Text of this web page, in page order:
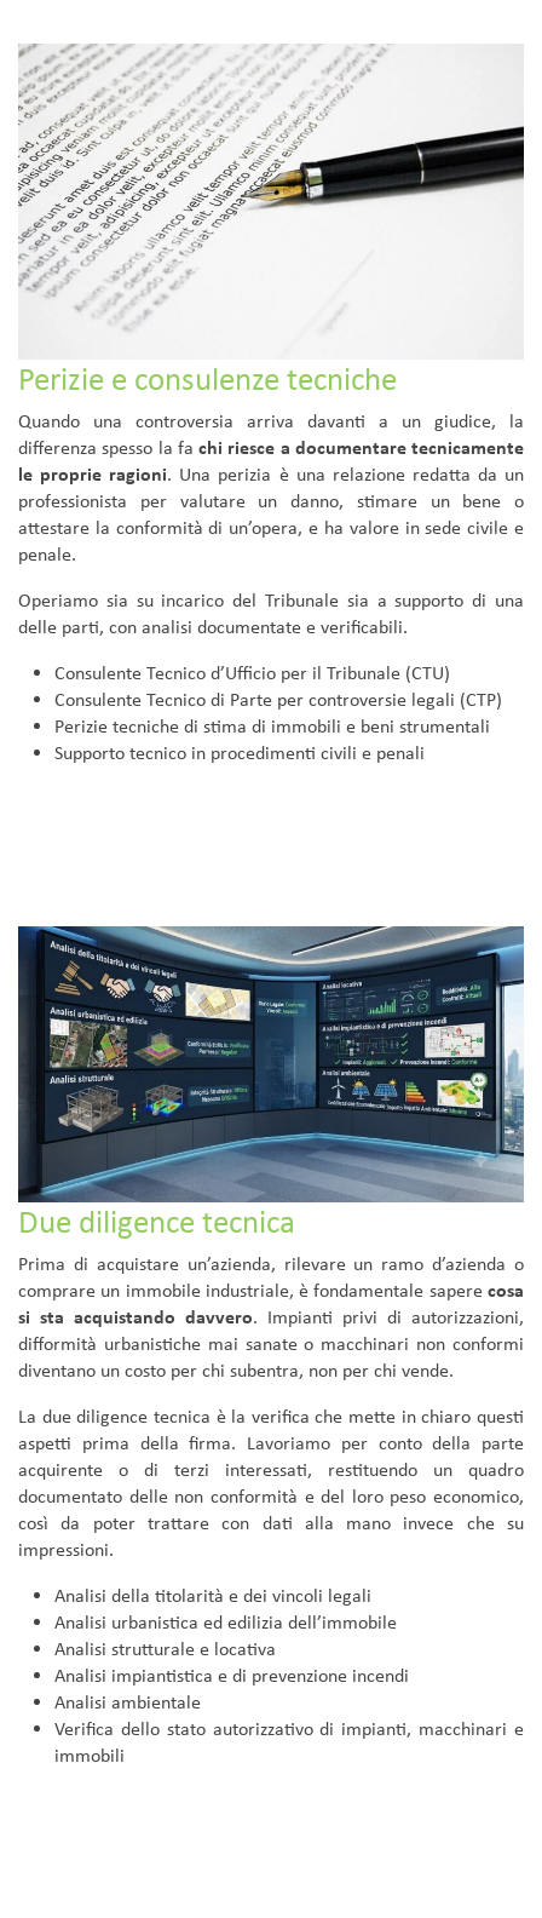
Perizie e consulenze tecniche
Quando una controversia arriva davanti a un giudice, la
differenza spesso la fa chi riesce a documentare tecnicamente
le proprie ragioni. Una perizia è una relazione redatta da un
professionista per valutare un danno, stimare un bene o
attestare la conformità di un’opera, e ha valore in sede civile e
penale.
Operiamo sia su incarico del Tribunale sia a supporto di una
delle parti, con analisi documentate e verificabili.
Consulente Tecnico d’Ufficio per il Tribunale (CTU)
Consulente Tecnico di Parte per controversie legali (CTP)
Perizie tecniche di stima di immobili e beni strumentali
Supporto tecnico in procedimenti civili e penali
Due diligence tecnica
Prima di acquistare un’azienda, rilevare un ramo d’azienda o
comprare un immobile industriale, è fondamentale sapere cosa
si sta acquistando davvero. Impianti privi di autorizzazioni,
difformità urbanistiche mai sanate o macchinari non conformi
diventano un costo per chi subentra, non per chi vende.
La due diligence tecnica è la verifica che mette in chiaro questi
aspetti prima della firma. Lavoriamo per conto della parte
acquirente o di terzi interessati, restituendo un quadro
documentato delle non conformità e del loro peso economico,
così da poter trattare con dati alla mano invece che su
impressioni.
Analisi della titolarità e dei vincoli legali
Analisi urbanistica ed edilizia dell’immobile
Analisi strutturale e locativa
Analisi impiantistica e di prevenzione incendi
Analisi ambientale
Verifica dello stato autorizzativo di impianti, macchinari e
immobili